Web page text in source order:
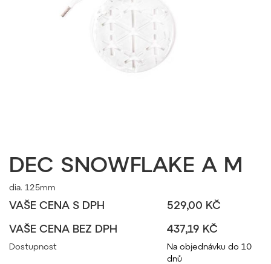
DEC SNOWFLAKE A M
dia. 125mm
VAŠE CENA S DPH
529,00 KČ
VAŠE CENA BEZ DPH
437,19 KČ
Dostupnost
Na objednávku do 10
dnů